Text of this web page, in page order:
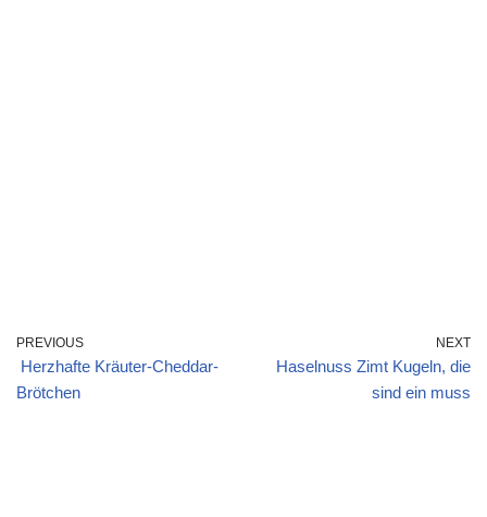
PREVIOUS
Herzhafte Kräuter-Cheddar-
Brötchen
NEXT
Haselnuss Zimt Kugeln, die
sind ein muss